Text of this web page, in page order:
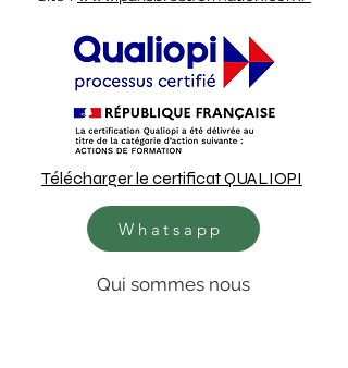
Télécharger le certificat QUALIOPI
Whatsapp
Qui sommes nous